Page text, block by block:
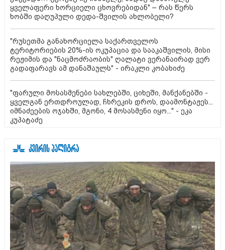
ყველაფერი ხორციელი ცხოვრებიდან" – რას წერს
ხობში დაღუპული დედა-შვილის ახლობელი?
"რუსეთმა განახორციელა საქართველოს
ტერიტორიების 20%-ის ოკუპაცია და სააკაშვილის, მისი
რეჟიმის და "ნაცმოძრაობის" ღალატი ვერანაირად ვერ
გადაფარავს ამ დანაშაულს" - ირაკლი კობახიძე
"ფარული მოსასმენები სახლებში, ციხეში, მანქანებში -
ყველგან ერთდროულად, ჩხრეკის დროს, დაამონტაჟეს...
იმნაძეების ოჯახში, მგონი, 4 მოსასმენი იყო..." - ეკა
კუპატაძე